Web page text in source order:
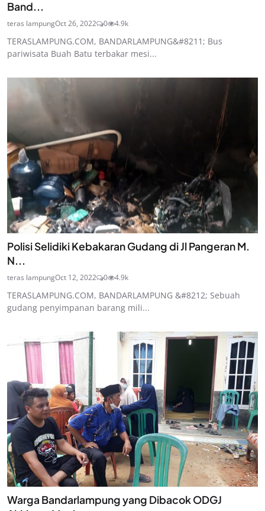
Band...
teras lampungOct 26, 2022 0 4.9k
TERASLAMPUNG.COM, BANDARLAMPUNG&#8211; Bus
pariwisata Buah Batu terbakar mesi...
Polisi Selidiki Kebakaran Gudang di Jl Pangeran M.
N...
teras lampungOct 12, 2022 0 4.9k
TERASLAMPUNG.COM, BANDARLAMPUNG &#8212; Sebuah
gudang penyimpanan barang mili...
Warga Bandarlampung yang Dibacok ODGJ